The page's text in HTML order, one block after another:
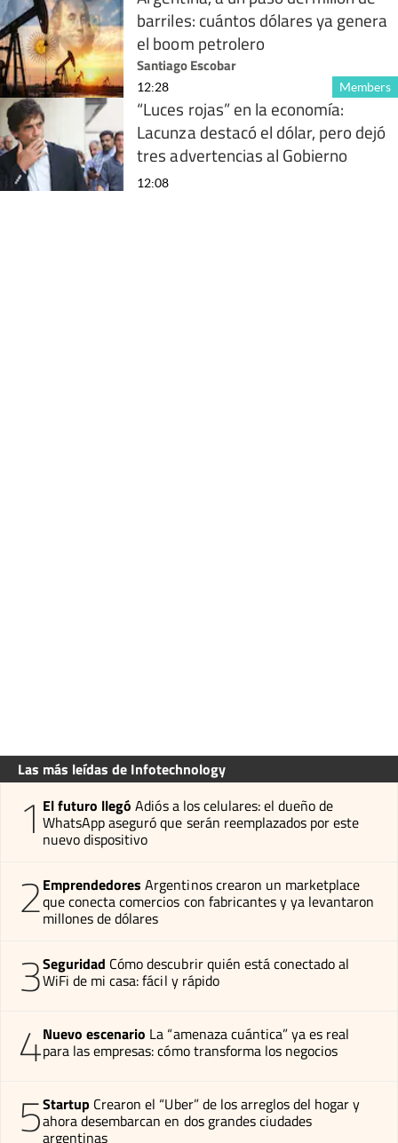
barriles: cuántos dólares ya genera
el boom petrolero
Santiago Escobar
Members
12:28
“Luces rojas” en la economía:
Lacunza destacó el dólar, pero dejó
tres advertencias al Gobierno
12:08
Las más leídas de Infotechnology
1 El futuro llegó Adiós a los celulares: el dueño de
WhatsApp aseguró que serán reemplazados por este
nuevo dispositivo
2Emprendedores Argentinos crearon un marketplace
que conecta comercios con fabricantes y ya levantaron
millones de dólares
3Seguridad Cómo descubrir quién está conectado al
WiFi de mi casa: fácil y rápido
4Nuevo escenario La “amenaza cuántica” ya es real
para las empresas: cómo transforma los negocios
5Startup Crearon el “Uber” de los arreglos del hogar y
ahora desembarcan en dos grandes ciudades
argentinas